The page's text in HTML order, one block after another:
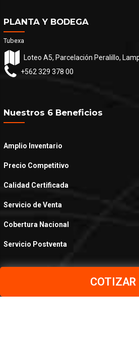
COTIZAR
PLANTA Y BODEGA
Tubexa
Loteo A5, Parcelación Peralillo,
+562 329 378 00
Nuestros 6 Beneficios
Amplio Inventario
Precio Competitivo
Calidad Certificada
Servicio de Venta
Cobertura Nacional
Servicio Postventa